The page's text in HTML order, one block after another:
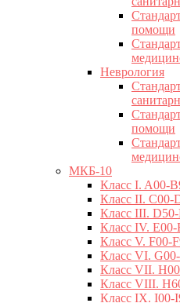
помощи
Неврология
помощи
МКБ-10
Класс I. A00-
Класс II. C00-
Класс III.
Класс IV. E00-
Класс V. F00-
Класс VI.
Класс VII.
Класс VIII.
Класс IX. I00-